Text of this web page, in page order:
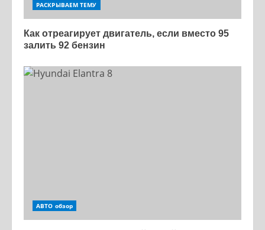
РАСКРЫВАЕМ ТЕМУ
Как отреагирует двигатель, если вместо 95
залить 92 бензин
АВТО обзор